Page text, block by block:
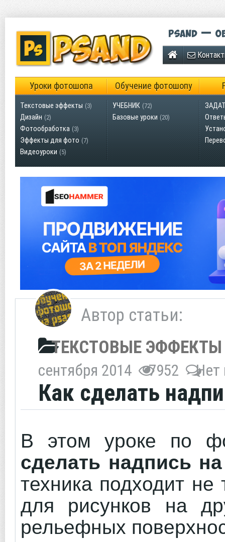
Psand —
Уроки фотошопа Обучение фотошопу
Текстовые эффекты (3)
Дизайн (2)
Фотообработка (3)
Эффекты для фото (7)
Видеоуроки (5)
УЧЕБНИК (72)
Базовые уроки (20)
Автор статьи:
ТЕКСТОВЫЕ ЭФФЕКТЫ
сентября 2014 7952 Нет
Как сделать
В этом уроке по
сделать надпись
техника подходит
для рисунков на
рельефных